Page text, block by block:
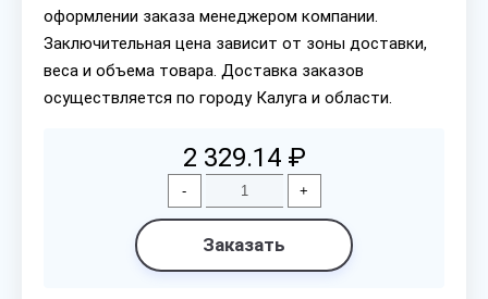
оформлении заказа менеджером компании.
Заключительная цена зависит от зоны доставки,
веса и объема товара. Доставка заказов
осуществляется по городу Калуга и области.
2 329.14 ₽
- +
Заказать